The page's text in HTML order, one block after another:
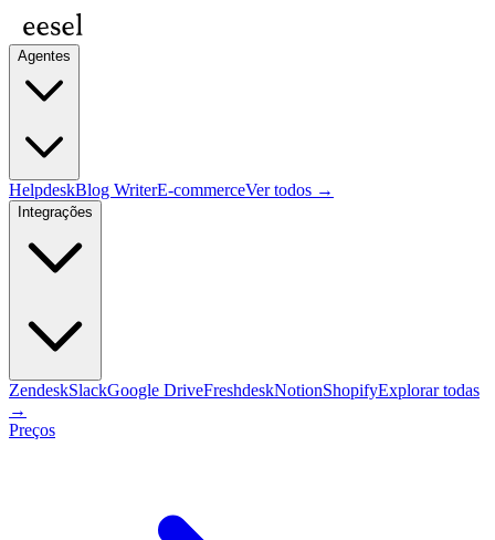
Agentes
HelpdeskBlog WriterE-commerceVer todos →
Integrações
ZendeskSlackGoogle DriveFreshdeskNotionShopifyExplorar todas
→
Preços